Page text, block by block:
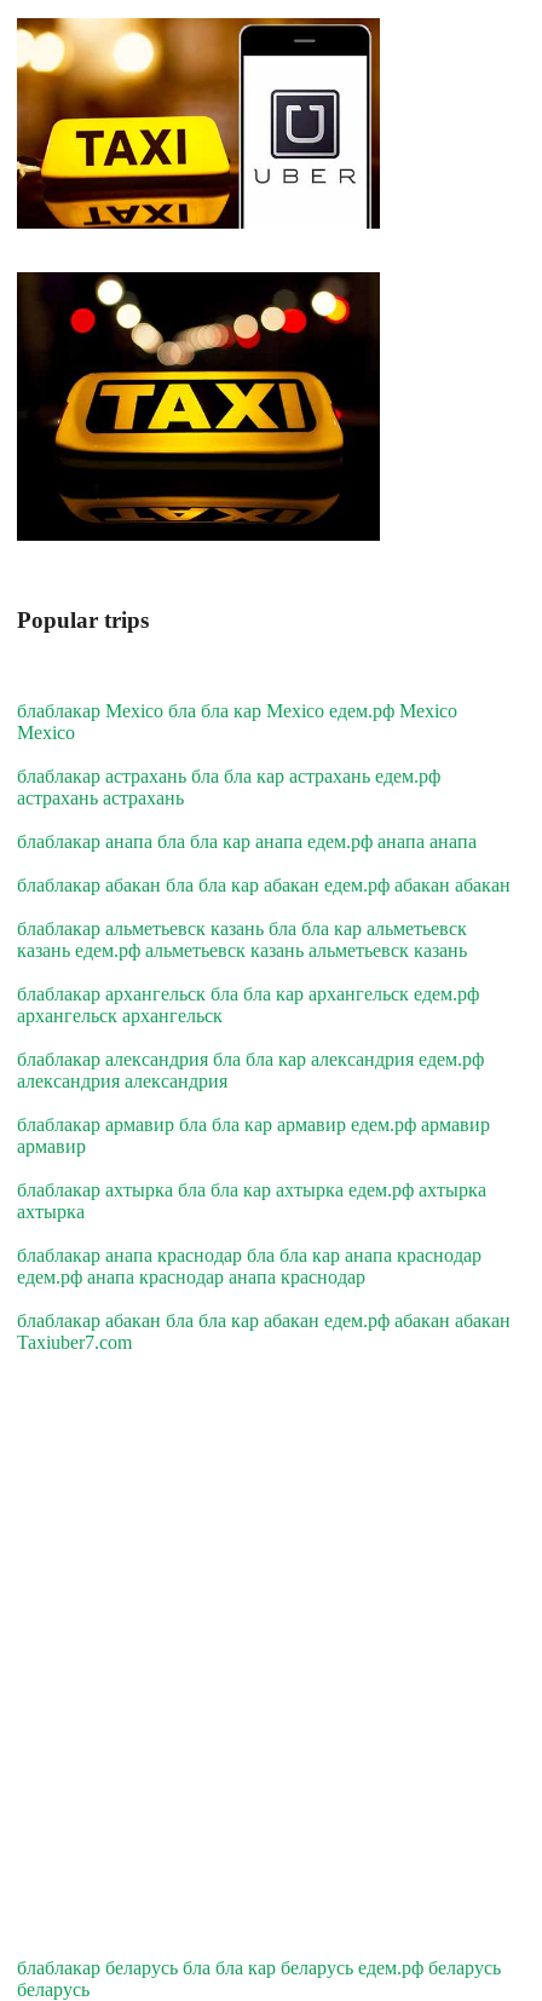
Popular trips
блаблакар Mexico бла бла кар Mexico едем.рф Mexico
Mexico
блаблакар астрахань бла бла кар астрахань едем.рф
астрахань астрахань
блаблакар анапа бла бла кар анапа едем.рф анапа анапа
блаблакар абакан бла бла кар абакан едем.рф абакан абакан
блаблакар альметьевск казань бла бла кар альметьевск
казань едем.рф альметьевск казань альметьевск казань
блаблакар архангельск бла бла кар архангельск едем.рф
архангельск архангельск
блаблакар александрия бла бла кар александрия едем.рф
александрия александрия
блаблакар армавир бла бла кар армавир едем.рф армавир
армавир
блаблакар ахтырка бла бла кар ахтырка едем.рф ахтырка
ахтырка
блаблакар анапа краснодар бла бла кар анапа краснодар
едем.рф анапа краснодар анапа краснодар
блаблакар абакан бла бла кар абакан едем.рф абакан абакан
Taxiuber7.com
блаблакар беларусь бла бла кар беларусь едем.рф беларусь
беларусь